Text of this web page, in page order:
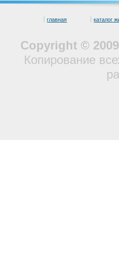
главная каталог
Copyright ©
Копирование